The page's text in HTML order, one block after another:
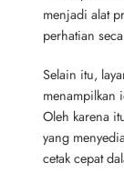
menjadi alat
perhatian
Selain itu,
menampilkan
Oleh karena
yang
cetak cepat